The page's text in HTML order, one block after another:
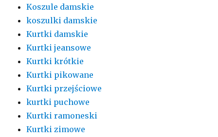
Koszule damskie
koszulki damskie
Kurtki damskie
Kurtki jeansowe
Kurtki krótkie
Kurtki pikowane
Kurtki przejściowe
kurtki puchowe
Kurtki ramoneski
Kurtki zimowe